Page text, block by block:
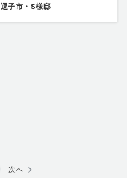
逗子市・S様邸
次へ